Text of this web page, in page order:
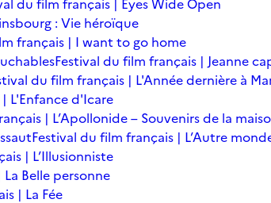
du film français | Eyes Wide Open
: Vie héroïque
français | I want to go home
Festival du film français | Jeanne
du film français | L'Année dernière à
L'Enfance d'Icare
| L’Apollonide – Souvenirs de la
Festival du film français | L’Autre
| L’Illusionniste
Belle personne
| La Fée